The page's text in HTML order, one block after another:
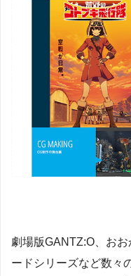
劇場版GANTZ:O、お
ードシリーズなど数々